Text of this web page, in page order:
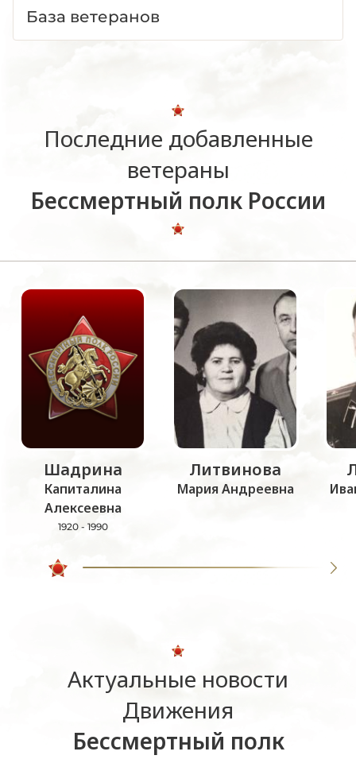
База ветеранов
Последние добавленные
ветераны
Бессмертный полк России
Шадрина
Капиталина
Алексеевна
1920 - 1990
Литвинова
Мария Андреевна
Актуальные новости
Движения
Бессмертный полк